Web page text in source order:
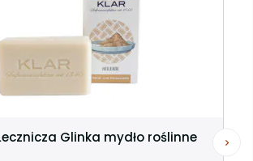
Glinka mydło roślinne